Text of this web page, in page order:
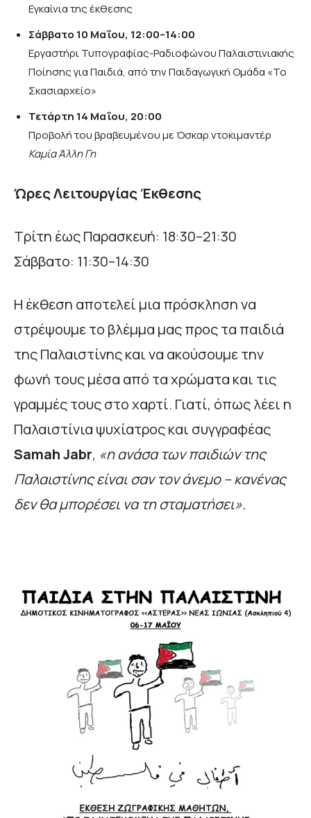
Εγκαίνια της έκθεσης
Σάββατο 10 Μαΐου, 12:00–14:00
Εργαστήρι Τυπογραφίας-Ραδιοφώνου Παλαιστινιακής
Ποίησης για Παιδιά, από την Παιδαγωγική Ομάδα «Το
Σκασιαρχείο»
Τετάρτη 14 Μαΐου, 20:00
Προβολή του βραβευμένου με Όσκαρ ντοκιμαντέρ
Καμία Άλλη Γη
Ώρες Λειτουργίας Έκθεσης
Τρίτη έως Παρασκευή: 18:30–21:30
Σάββατο: 11:30–14:30
Η έκθεση αποτελεί μια πρόσκληση να
στρέψουμε το βλέμμα μας προς τα παιδιά
της Παλαιστίνης και να ακούσουμε την
φωνή τους μέσα από τα χρώματα και τις
γραμμές τους στο χαρτί. Γιατί, όπως λέει η
Παλαιστίνια ψυχίατρος και συγγραφέας
Samah Jabr, «η ανάσα των παιδιών της
Παλαιστίνης είναι σαν τον άνεμο – κανένας
δεν θα μπορέσει να τη σταματήσει».